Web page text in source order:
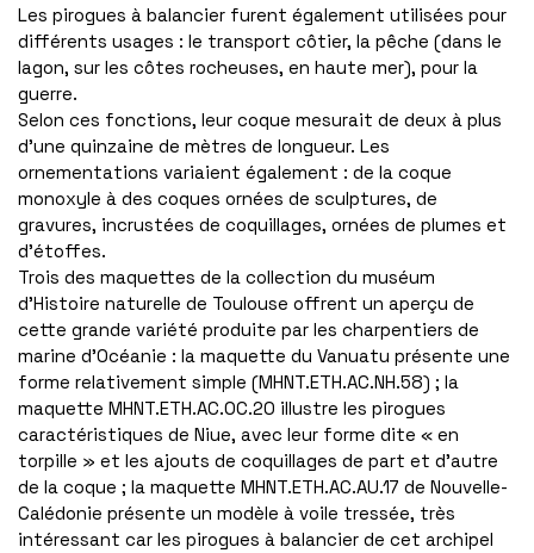
Les pirogues à balancier furent également utilisées pour
différents usages : le transport côtier, la pêche (dans le
lagon, sur les côtes rocheuses, en haute mer), pour la
guerre.
Selon ces fonctions, leur coque mesurait de deux à plus
d’une quinzaine de mètres de longueur. Les
ornementations variaient également : de la coque
monoxyle à des coques ornées de sculptures, de
gravures, incrustées de coquillages, ornées de plumes et
d’étoffes.
Trois des maquettes de la collection du muséum
d’Histoire naturelle de Toulouse offrent un aperçu de
cette grande variété produite par les charpentiers de
marine d’Océanie : la maquette du Vanuatu présente une
forme relativement simple (MHNT.ETH.AC.NH.58) ; la
maquette MHNT.ETH.AC.OC.20 illustre les pirogues
caractéristiques de Niue, avec leur forme dite « en
torpille » et les ajouts de coquillages de part et d’autre
de la coque ; la maquette MHNT.ETH.AC.AU.17 de Nouvelle-
Calédonie présente un modèle à voile tressée, très
intéressant car les pirogues à balancier de cet archipel